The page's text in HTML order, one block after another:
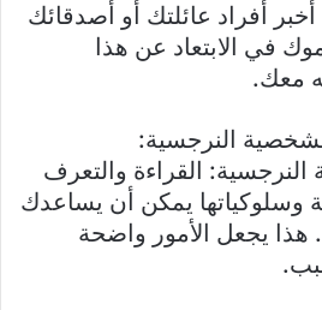
أفراد عائلتك أو أصدقائك
في الابتعاد عن هذا
معك.
النرجسية:
القراءة والتعرف
يمكن أن يساعدك
يجعل الأمور واضحة